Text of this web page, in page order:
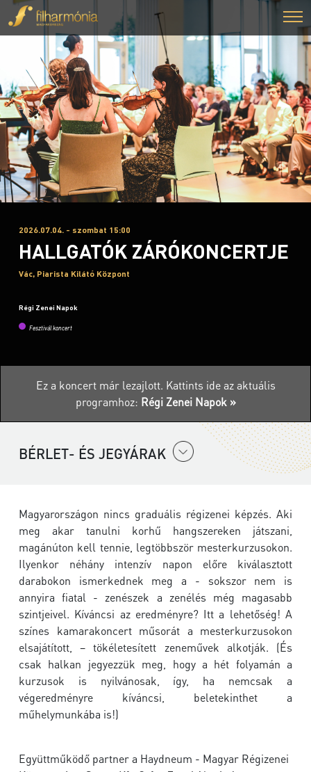
2026.07.04. - szombat 15:00
HALLGATÓK ZÁRÓKONCERTJE
Vác, Piarista Kilátó Központ
Régi Zenei Napok
Fesztivál koncert
Ez a koncert már lezajlott. Kattints ide az aktuális
programhoz: Régi Zenei Napok »
BÉRLET- ÉS JEGYÁRAK
Magyarországon nincs graduális régizenei képzés. Aki
meg akar tanulni korhű hangszereken játszani,
magánúton kell tennie, legtöbbször mesterkurzusokon.
Ilyenkor néhány intenzív napon előre kiválasztott
darabokon ismerkednek meg a - sokszor nem is
annyira fiatal - zenészek a zenélés még magasabb
szintjeivel. Kíváncsi az eredményre? Itt a lehetőség! A
színes kamarakoncert műsorát a mesterkurzusokon
elsajátított, – tökéletesített zeneművek alkotják. (És
csak halkan jegyezzük meg, hogy a hét folyamán a
kurzusok is nyilvánosak, így, ha nemcsak a
végeredményre kíváncsi, beletekinthet a
műhelymunkába is!)
Együttműködő partner a Haydneum - Magyar Régizenei